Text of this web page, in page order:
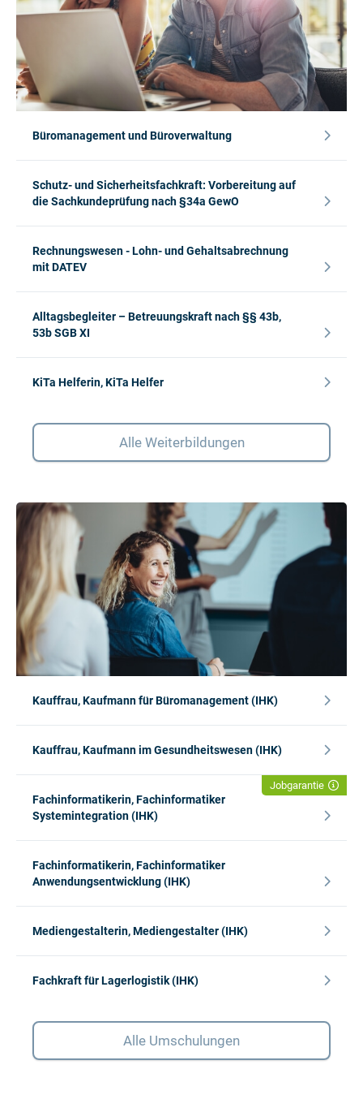
Büromanagement und Büroverwaltung
Schutz- und Sicherheitsfachkraft: Vorbereitung auf
die Sachkundeprüfung nach §34a GewO
Rechnungswesen - Lohn- und Gehaltsabrechnung
mit DATEV
Alltagsbegleiter – Betreuungskraft nach §§ 43b,
53b SGB XI
KiTa Helferin, KiTa Helfer
Alle Weiterbildungen
Kauffrau, Kaufmann für Büromanagement (IHK)
Kauffrau, Kaufmann im Gesundheitswesen (IHK)
Jobgarantie
Fachinformatikerin, Fachinformatiker
Systemintegration (IHK)
Fachinformatikerin, Fachinformatiker
Anwendungsentwicklung (IHK)
Mediengestalterin, Mediengestalter (IHK)
Fachkraft für Lagerlogistik (IHK)
Alle Umschulungen